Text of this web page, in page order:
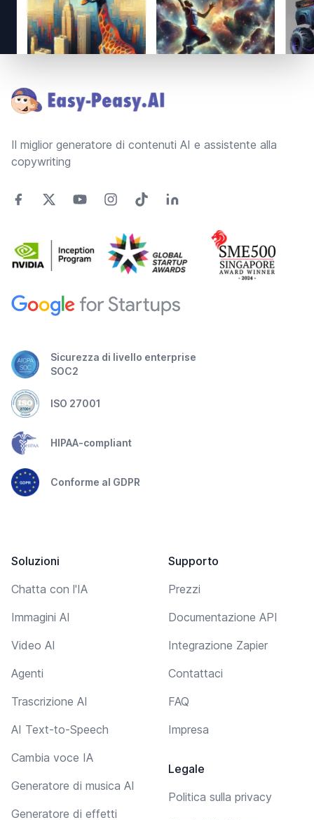
Il miglior generatore di contenuti AI e assistente alla
copywriting
Sicurezza di livello enterprise
SOC2
ISO 27001
HIPAA-compliant
Conforme al GDPR
Soluzioni
Chatta con l'IA
Immagini AI
Video AI
Agenti
Trascrizione AI
AI Text-to-Speech
Cambia voce IA
Generatore di musica AI
Generatore di effetti
Supporto
Prezzi
Documentazione API
Integrazione Zapier
Contattaci
FAQ
Impresa
Legale
Politica sulla privacy